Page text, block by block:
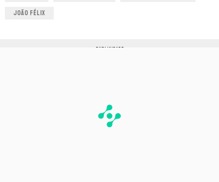
JOÃO FÉLIX
PUBLICIDADE